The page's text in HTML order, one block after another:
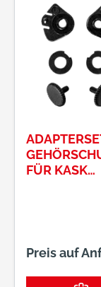
FÜR KASK
Preis auf